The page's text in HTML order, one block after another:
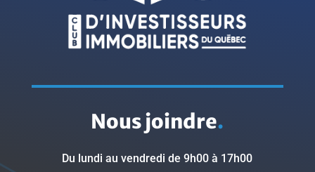
Nous joindre.
Du lundi au vendredi de 9h00 à 17h00